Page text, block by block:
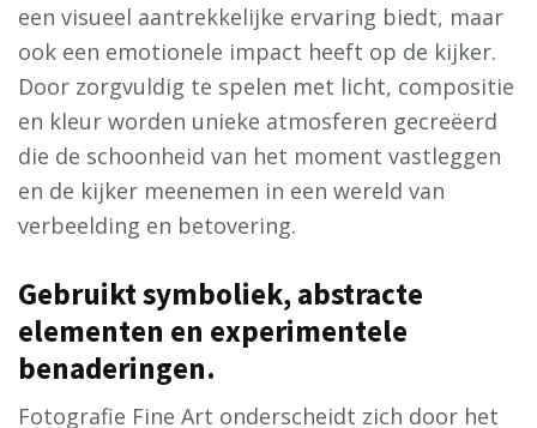
een visueel aantrekkelijke ervaring biedt, maar
ook een emotionele impact heeft op de kijker.
Door zorgvuldig te spelen met licht, compositie
en kleur worden unieke atmosferen gecreëerd
die de schoonheid van het moment vastleggen
en de kijker meenemen in een wereld van
verbeelding en betovering.
Gebruikt symboliek, abstracte
elementen en experimentele
benaderingen.
Fotografie Fine Art onderscheidt zich door het